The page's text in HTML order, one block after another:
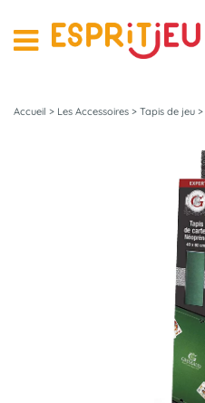
Accueil > Les Accessoires > Tapis de jeu >